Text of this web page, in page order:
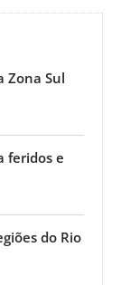
Zona Sul
feridos e
do Rio